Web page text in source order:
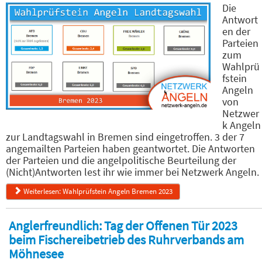
Die
Antwort
en der
Parteien
zum
Wahlprü
fstein
Angeln
von
Netzwer
k Angeln
zur Landtagswahl in Bremen sind eingetroffen. 3 der 7
angemailten Parteien haben geantwortet. Die Antworten
der Parteien und die angelpolitische Beurteilung der
(Nicht)Antworten lest ihr wie immer bei Netzwerk Angeln.
Weiterlesen: Wahlprüfstein Angeln Bremen 2023
Anglerfreundlich: Tag der Offenen Tür 2023
beim Fischereibetrieb des Ruhrverbands am
Möhnesee